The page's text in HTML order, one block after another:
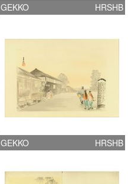
GEKKO HRSHB
GEKKO HRSHB